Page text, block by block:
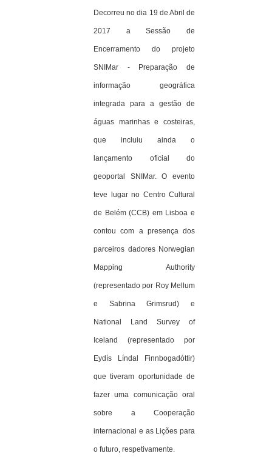
Decorreu no dia 19 de Abril de
2017 a Sessão de
Encerramento do projeto
SNIMar - Preparação de
informação geográfica
integrada para a gestão de
águas marinhas e costeiras,
que incluiu ainda o
lançamento oficial do
geoportal SNIMar. O evento
teve lugar no Centro Cultural
de Belém (CCB) em Lisboa e
contou com a presença dos
parceiros dadores Norwegian
Mapping Authority
(representado por Roy Mellum
e Sabrina Grimsrud) e
National Land Survey of
Iceland (representado por
Eydís Líndal Finnbogadóttir)
que tiveram oportunidade de
fazer uma comunicação oral
sobre a Cooperação
internacional e as Lições para
o futuro, respetivamente.